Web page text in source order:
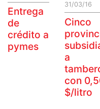
Entrega
de
crédito a
pymes
31/03/16
Cinco
a
con
$/litro